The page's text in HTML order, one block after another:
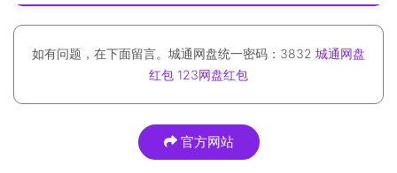
如有问题，在下面留言。城通网盘统一密码：3832 城通网盘
红包 123网盘红包
官方网站